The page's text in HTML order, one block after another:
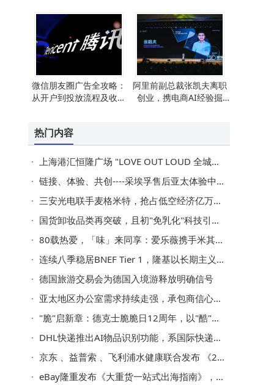
微信朋友圈广告全攻略：
从开户到投放流程及收费
阿里前副总裁张凯夫离职
创业，携电商AI经验掘
热门内容
上海港汇恒隆广场 "LOVE OUT LOUD 全城猎爱" 520特别活动启幕
链接、体验、共创----采埃孚售后亚太体验中心正式启幕
三安光电联手麦格米特，抢占低空经济亿万赛道先机
国货卸妆品类再突破，且初"免乳化"科技引领情绪护肤新趋势
80载热爱，「味」来同享：爱乐薇携手米其林星厨Pierre Gagnaire致敬匠心传承
连续八季稳居BNEF Tier 1，隆基以长期主义定义储能确定性
德国旅游交易会为德国入境游释放明确信号
亚太地区办公室需求持续走强，承包商信心随之不断提升
"脆"启新章：德克士脆脆日12周年，以"酷"之名重塑炸鸡信仰
DHL快递推出AI物品识别功能，系国际快递行业首创
京东 、益普索 、飞利浦水健康联合发布 《2026 净饮行业趋势白皮书 》：家庭饮水迈入全屋系统化、全温域自由、情感链接化新时代
eBay隆重发布《大重货一站式出海指南》，六城联动开启跨境"重"时代